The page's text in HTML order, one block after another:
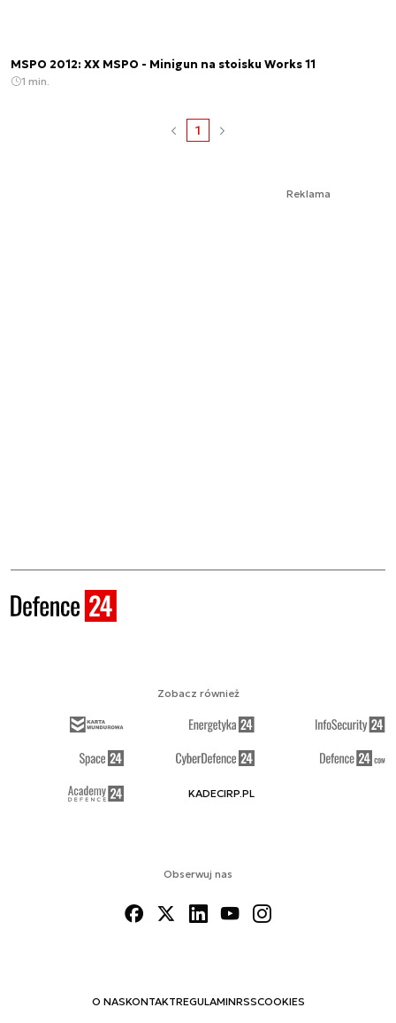
MSPO 2012: XX MSPO - Minigun na stoisku Works 11
1 min.
1
Reklama
Obserwuj nas
O NASKONTAKTREGULAMINRSSCOOKIES
Zobacz również
KADECIRP.PL